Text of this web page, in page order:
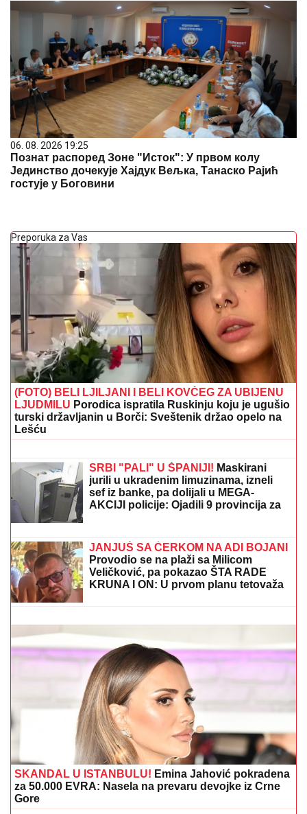
06. 08. 2026 19:25
Познат распоред Зоне "Исток": У првом колу
Јединство дочекује Хајдук Вељка, Танаско Рајић
гостује у Боговини
Preporuka za Vas
(FOTO) BELI LJILJANI I BELI KOVČEG ZA UBIJENU
LJUDMILU Porodica ispratila Ruskinju koju je ugušio
turski državljanin u Borči: Sveštenik držao opelo na
Lešću
progovorio o susretu sa Milicom u
Crnoj Gori: "Zamera mi što nisam
ostao uz njih, ne treba da budemo
Kulići" (VIDEO)
sef iz banke, pa dolijali u MEGA-
AKCIJI policije: Ojadili 9 provincija za
desetine hiljada evra!
"Voleo bih da me tamo lavica sprovede!" Aneli Ahmić
beži od Filipa Đukića kao đavo od krsta, a on joj javno
upućuje pozive
JANJUŠ SA ĆERKOM NA ADI BOJANI
Provodio se na plaži sa Milicom
Veličković, pa pokazao ŠTA RADE
KRUNA I ON: U prvom planu tetovaža